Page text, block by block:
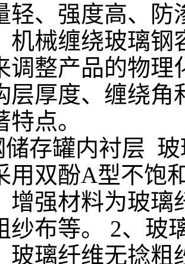
轻、强度高、
缠绕玻璃钢容
调整产品的物
层厚度、缠绕角
点。
储存罐内衬层
用双酚A型不饱
增强材料为玻
纱布等。 2、玻
玻璃纤维无捻粗